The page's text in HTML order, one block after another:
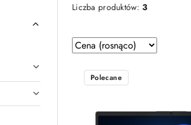
Liczba produktów:3
Zastosowano
sortowanie:
Cena
(rosnąco).
Sortuj
według
Polecane